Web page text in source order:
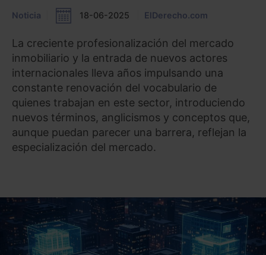
Noticia 18-06-2025 ElDerecho.com
La creciente profesionalización del mercado
inmobiliario y la entrada de nuevos actores
internacionales lleva años impulsando una
constante renovación del vocabulario de
quienes trabajan en este sector, introduciendo
nuevos términos, anglicismos y conceptos que,
aunque puedan parecer una barrera, reflejan la
especialización del mercado.